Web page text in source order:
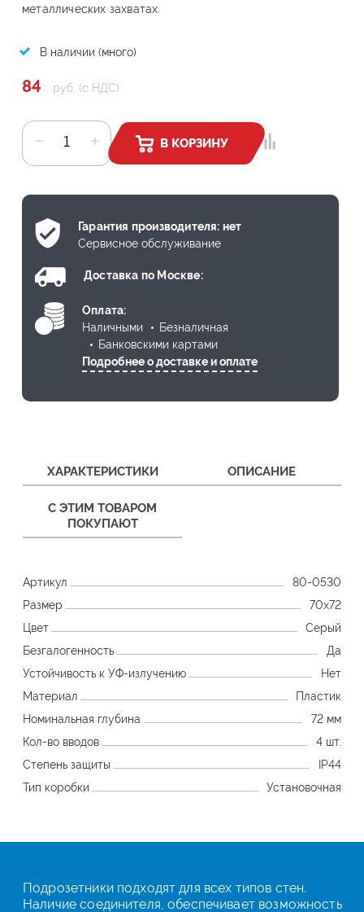
металлических захватах.
В наличии (много)
84 руб. (с НДС)
В КОРЗИНУ
Гарантия производителя: нет
Сервисное обслуживание
Доставка по Москве:
Оплата:
Наличными
Безналичная
Банковскими картами
Подробнее о доставке и оплате
ХАРАКТЕРИСТИКИ ОПИСАНИЕ
С ЭТИМ ТОВАРОМ
ПОКУПАЮТ
Артикул
80-0530
Размер
70х72
Цвет
Серый
Безгалогенность
Да
Устойчивость к УФ-излучению
Нет
Материал
Пластик
Номинальная глубина
72 мм
Кол-во вводов
4 шт.
Степень защиты
IP44
Тип коробки
Установочная
Подрозетники подходят для всех типов стен.
Наличие соединителя, обеспечивает возможность